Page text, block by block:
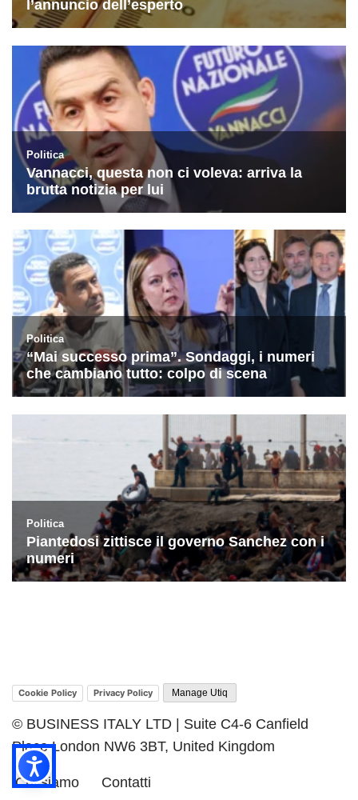
Cookie Policy Privacy Policy Manage Utiq
© BUSINESS ITALY LTD | Suite C4-6 Canfield
Place London NW6 3BT, United Kingdom
Chi siamo Contatti